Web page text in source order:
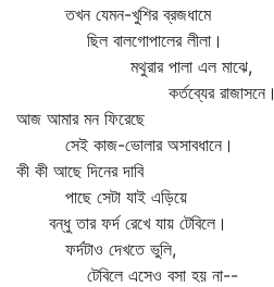
তখন যেমন-খুশির ব্রজধামে
ছিল বালগোপালের লীলা।
মথুরার পালা এল মাঝে,
কর্তব্যের রাজাসনে।
আজ আমার মন ফিরেছে
সেই কাজ-ভোলার অসাবধানে।
কী কী আছে দিনের দাবি
পাছে সেটা যাই এড়িয়ে
বন্ধু তার ফর্দ রেখে যায় টেবিলে।
ফর্দটাও দেখতে ভুলি,
টেবিলে এসেও বসা হয় না--